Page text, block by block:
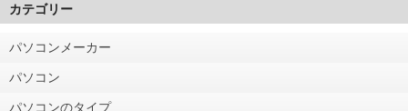
カテゴリー
パソコンメーカー
パソコン
パソコンのタイプ